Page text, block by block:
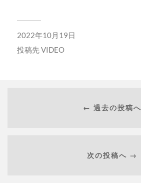
2022年10月19日
投稿先VIDEO
← 過去の投稿へ
次の投稿へ →